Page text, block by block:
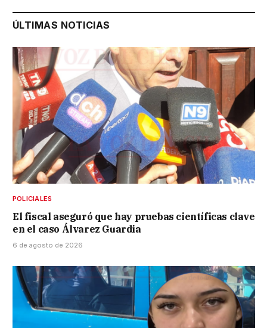
ÚLTIMAS NOTICIAS
POLICIALES
El fiscal aseguró que hay pruebas científicas clave
en el caso Álvarez Guardia
6 de agosto de 2026